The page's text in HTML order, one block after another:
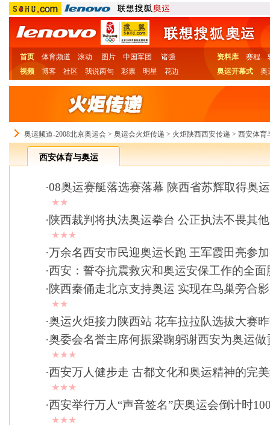
首页 体育频道 滚动 图片 中国军团
诸强
视频
博客 社区 我说两句 彩票 明星 花边
资料库 赛程
奥运开幕式
奥
奥运频道-2008北京奥运会 > 奥运会火炬传递 > 火炬陕西西安传递 > 西安体育
西安体育与奥运
·08奥运赛艇落选赛落幕 陕西省苏辉取得奥
★★
·陕西裁判将执法奥运拳台 公正执法不畏其
★★★
·万余名西安市民迎奥运长跑 王军霞田亮参
·西安：誓夺抗震救灾和奥运安保工作的全面
·陕西秦俑走北京支持奥运 实现在鸟巢旁合
★★
·奥运火炬接力陕西站 花车拉拉队选拔大赛
·奥委会名誉主席何振梁鞠躬谢西安为奥运做
★★★
·西安万人健步走 古都文化和奥运精神的完
★★★
·西安举行万人“声音签名”庆奥运会倒计时
★★★